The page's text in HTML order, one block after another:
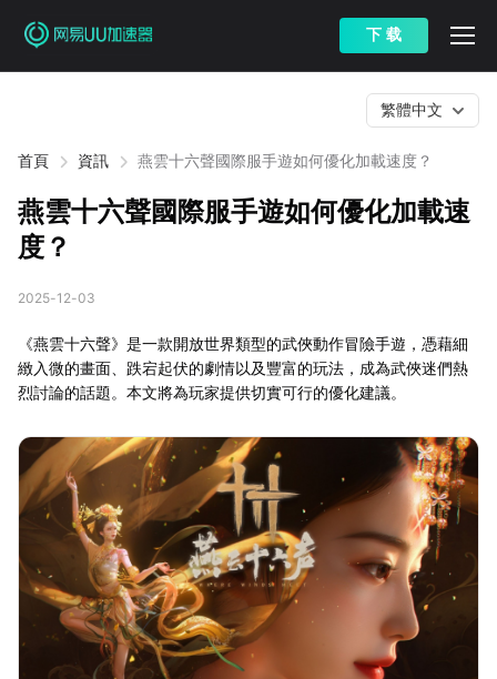
下 载
首頁 資訊 燕雲十六聲國際服手遊如何優化加載速度？
繁體中文
燕雲十六聲國際服手遊如何優化加載速
度？
2025-12-03
《燕雲十六聲》是一款開放世界類型的武俠動作冒險手遊，憑藉細
緻入微的畫面、跌宕起伏的劇情以及豐富的玩法，成為武俠迷們熱
烈討論的話題。本文將為玩家提供切實可行的優化建議。